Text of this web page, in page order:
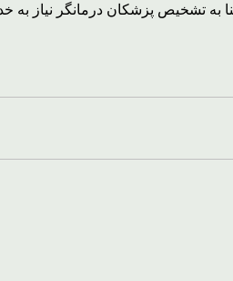
به تشخیص پزشکان درمانگر نیاز